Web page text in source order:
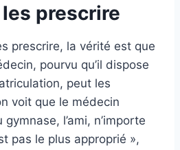
prescrire
prescrire, la vérité est que
pourvu qu’il dispose
peut les
voit que le médecin
l’ami, n’importe
pas le plus approprié »,